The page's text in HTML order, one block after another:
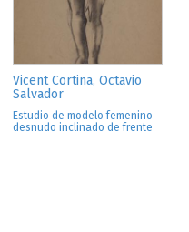
Vicent Cortina, Octavio
Salvador
Estudio de modelo femenino
desnudo inclinado de frente